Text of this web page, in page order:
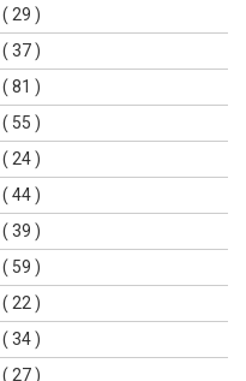
( 29 )
( 37 )
( 81 )
( 55 )
( 24 )
( 44 )
( 39 )
( 59 )
( 22 )
( 34 )
( 27 )